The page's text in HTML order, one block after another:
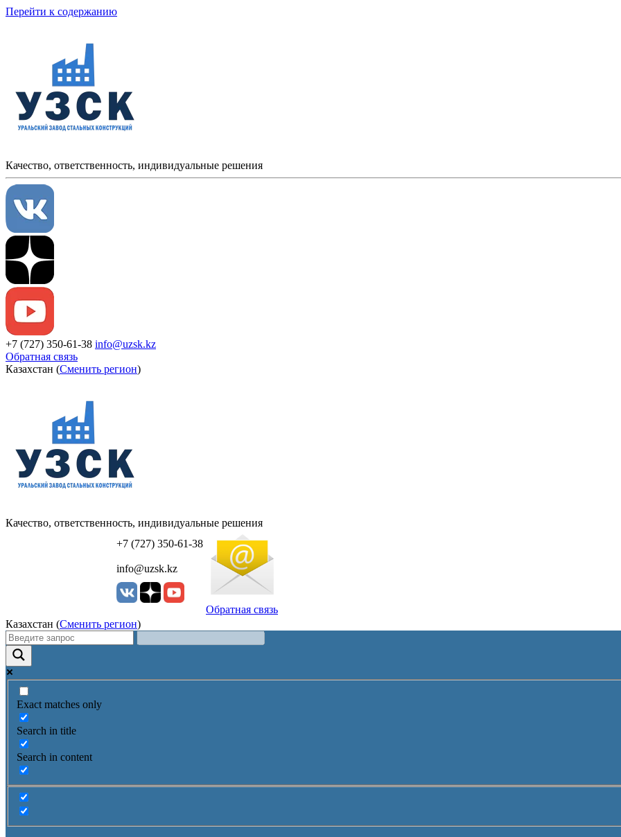
Перейти к содержанию
Качество, ответственность, индивидуальные решения
+7 (727) 350-61-38 info@uzsk.kz
Обратная связь
Казахстан (Сменить регион)
УЗСК Казахстан
Качество, ответственность, индивидуальные решения
+7 (727) 350-61-38
info@uzsk.kz
Обратная связь
Казахстан (Сменить регион)
Exact matches only
Search in title
Search in content